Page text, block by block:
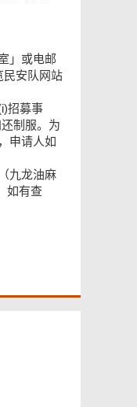
」或电邮
民安队网站
招募事
制服。为
申请人如
九龙油麻
如有查